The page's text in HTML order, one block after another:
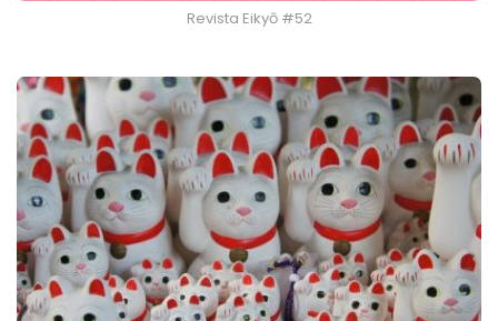
Revista Eikyō #52